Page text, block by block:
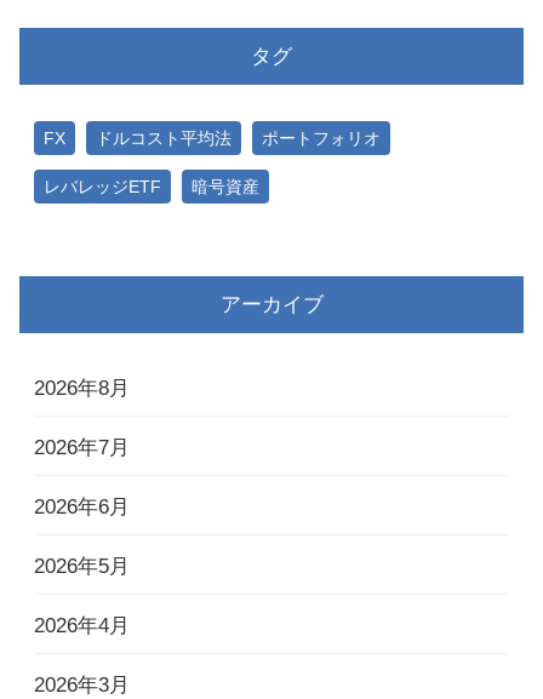
タグ
FX ドルコスト平均法 ポートフォリオ
レバレッジETF 暗号資産
アーカイブ
2026年8月
2026年7月
2026年6月
2026年5月
2026年4月
2026年3月